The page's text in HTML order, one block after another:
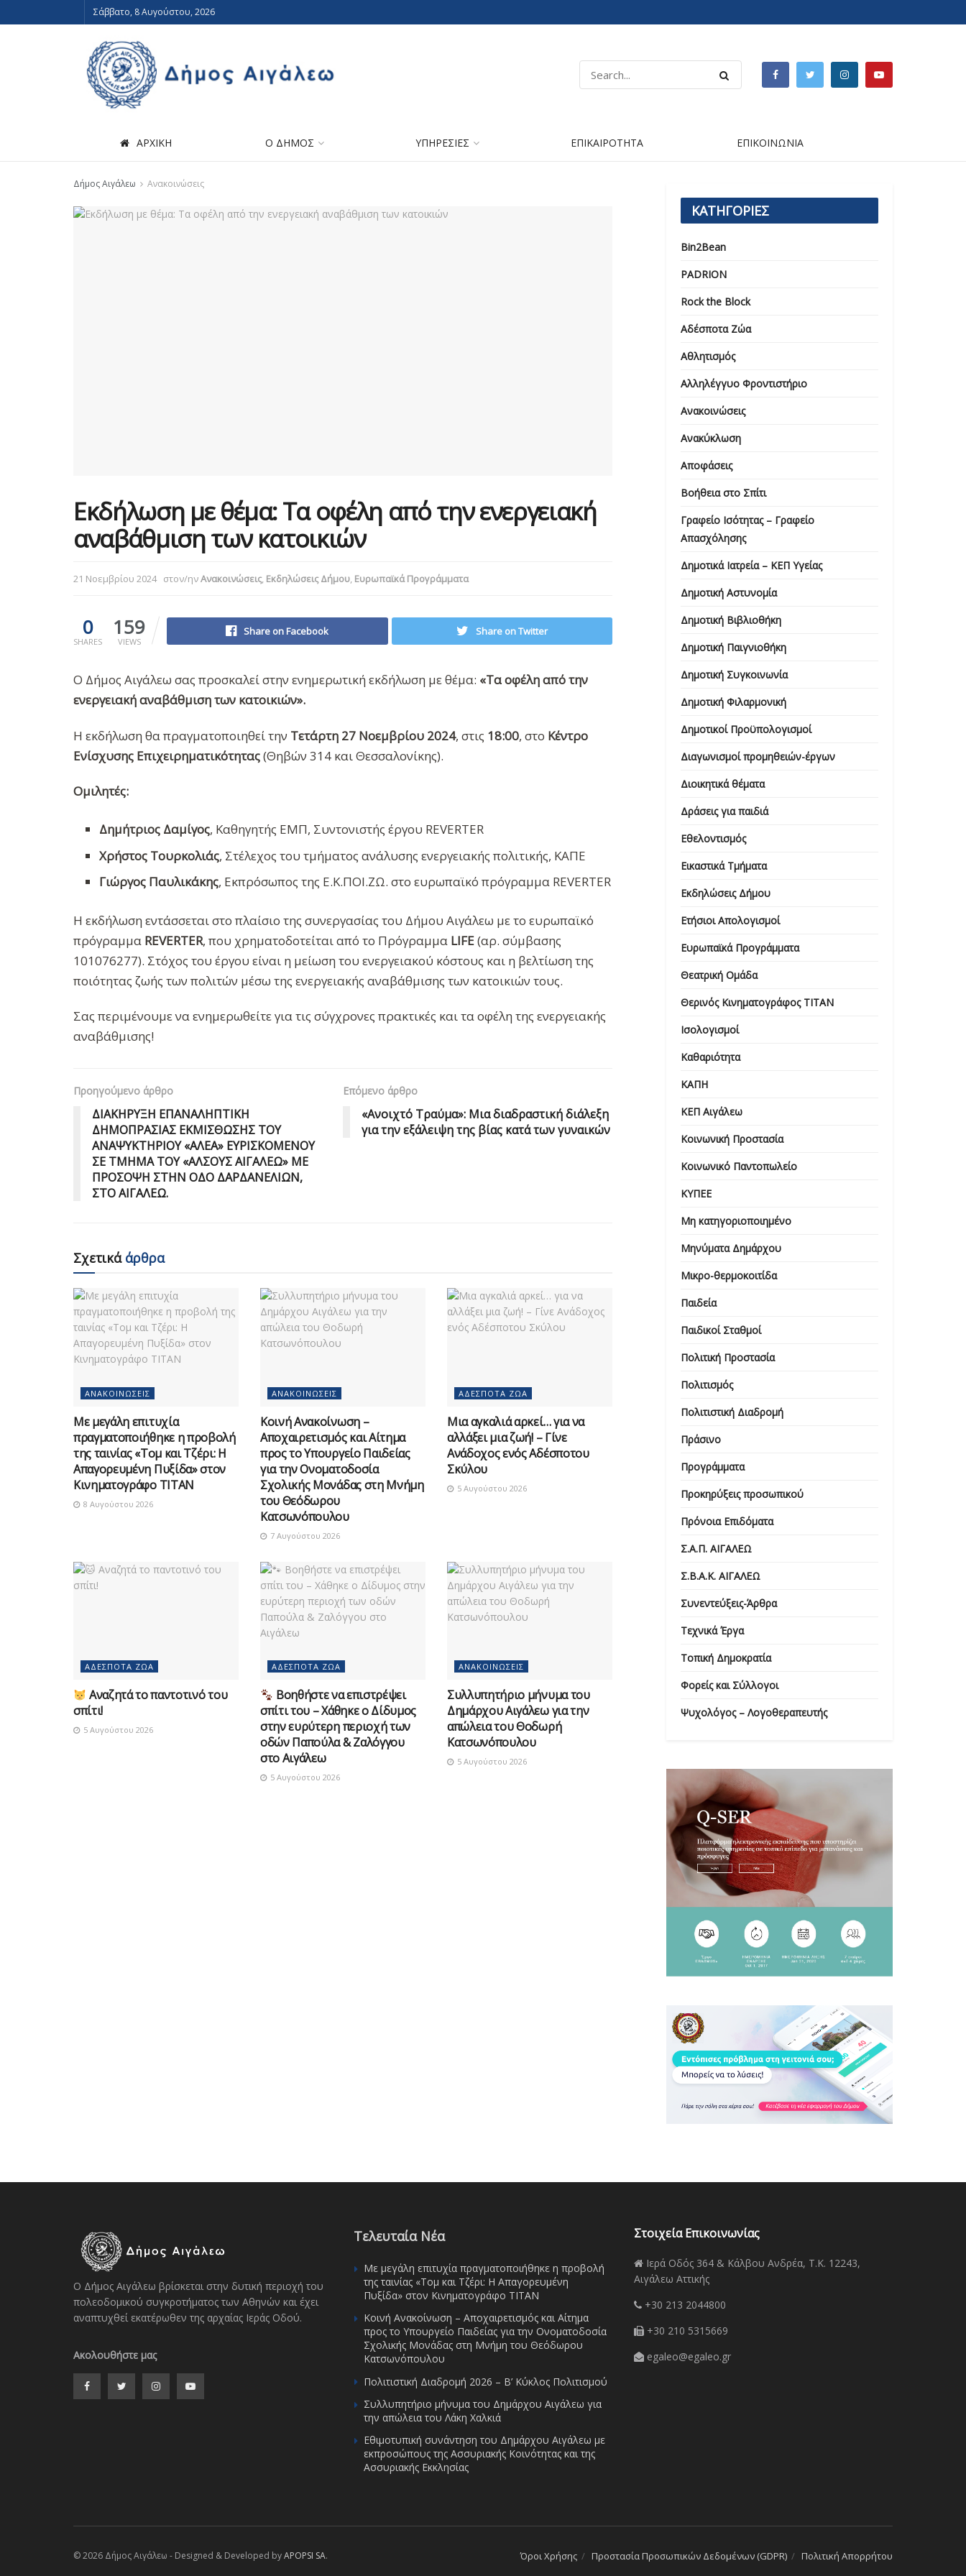
Σάββατο, 8 Αυγούστου, 2026
ΑΡΧΙΚΗ Ο ΔΗΜΟΣ ΥΠΗΡΕΣΙΕΣ ΕΠΙΚΑΙΡΟΤΗΤΑ ΕΠΙΚΟΙΝΩΝΙΑ
Δήμος Αιγάλεω Ανακοινώσεις
Εκδήλωση με θέμα: Τα οφέλη από την ενεργειακή
αναβάθμιση των κατοικιών
21 Νοεμβρίου 2024 στον/ηνΑνακοινώσεις, Εκδηλώσεις Δήμου, Ευρωπαϊκά Προγράμματα
0
SHARES
159
VIEWS
Share on Facebook Share on Twitter
Ο Δήμος Αιγάλεω σας προσκαλεί στην ενημερωτική εκδήλωση με θέμα: «Τα οφέλη από την
ενεργειακή αναβάθμιση των κατοικιών».
Η εκδήλωση θα πραγματοποιηθεί την Τετάρτη 27 Νοεμβρίου 2024, στις 18:00, στο Κέντρο
Ενίσχυσης Επιχειρηματικότητας(Θηβών 314 και Θεσσαλονίκης).
Ομιλητές:
Δημήτριος Δαμίγος, Καθηγητής ΕΜΠ, Συντονιστής έργου REVERTER
Χρήστος Τουρκολιάς, Στέλεχος του τμήματος ανάλυσης ενεργειακής πολιτικής, ΚΑΠΕ
Γιώργος Παυλικάκης, Εκπρόσωπος της Ε.Κ.ΠΟΙ.ΖΩ. στο ευρωπαϊκό πρόγραμμα REVERTER
Η εκδήλωση εντάσσεται στο πλαίσιο της συνεργασίας του Δήμου Αιγάλεω με το ευρωπαϊκό
πρόγραμμα REVERTER, που χρηματοδοτείται από το Πρόγραμμα LIFE(αρ. σύμβασης
101076277). Στόχος του έργου είναι η μείωση του ενεργειακού κόστους και η βελτίωση της
ποιότητας ζωής των πολιτών μέσω της ενεργειακής αναβάθμισης των κατοικιών τους.
Σας περιμένουμε να ενημερωθείτε για τις σύγχρονες πρακτικές και τα οφέλη της ενεργειακής
αναβάθμισης!
Προηγούμενο άρθρο
ΔΙΑΚΗΡΥΞΗ ΕΠΑΝΑΛΗΠΤΙΚΗ
ΔΗΜΟΠΡΑΣΙΑΣ ΕΚΜΙΣΘΩΣΗΣ ΤΟΥ
ΑΝΑΨΥΚΤΗΡΙΟΥ «ΑΛΕΑ» ΕΥΡΙΣΚΟΜΕΝΟΥ
ΣΕ ΤΜΗΜΑ ΤΟΥ «ΑΛΣΟΥΣ ΑΙΓΑΛΕΩ» ΜΕ
ΠΡΟΣΟΨΗ ΣΤΗΝ ΟΔΟ ΔΑΡΔΑΝΕΛΙΩΝ,
ΣΤΟ ΑΙΓΑΛΕΩ.
Επόμενο άρθρο
«Ανοιχτό Τραύμα»: Μια διαδραστική διάλεξη
για την εξάλειψη της βίας κατά των γυναικών
Σχετικάάρθρα
ΑΝΑΚΟΙΝΏΣΕΙΣ
Με μεγάλη επιτυχία
πραγματοποιήθηκε η προβολή
της ταινίας «Τομ και Τζέρι: Η
Απαγορευμένη Πυξίδα» στον
Κινηματογράφο ΤΙΤΑΝ
8 Αυγούστου 2026
ΑΝΑΚΟΙΝΏΣΕΙΣ
Κοινή Ανακοίνωση –
Αποχαιρετισμός και Αίτημα
προς το Υπουργείο Παιδείας
για την Ονοματοδοσία
Σχολικής Μονάδας στη Μνήμη
του Θεόδωρου
Κατσωνόπουλου
7 Αυγούστου 2026
ΑΔΈΣΠΟΤΑ ΖΏΑ
Μια αγκαλιά αρκεί… για να
αλλάξει μια ζωή! – Γίνε
Ανάδοχος ενός Αδέσποτου
Σκύλου
5 Αυγούστου 2026
ΑΔΈΣΠΟΤΑ ΖΏΑ
Αναζητά το παντοτινό του
σπίτι!
5 Αυγούστου 2026
ΑΔΈΣΠΟΤΑ ΖΏΑ
Βοηθήστε να επιστρέψει
σπίτι του – Χάθηκε ο Δίδυμος
στην ευρύτερη περιοχή των
οδών Παπούλα & Ζαλόγγου
στο Αιγάλεω
5 Αυγούστου 2026
ΑΝΑΚΟΙΝΏΣΕΙΣ
Συλλυπητήριο μήνυμα του
Δημάρχου Αιγάλεω για την
απώλεια του Θοδωρή
Κατσωνόπουλου
5 Αυγούστου 2026
ΚΑΤΗΓΟΡΙΕΣ
Bin2Bean
PADRION
Rock the Block
Αδέσποτα Ζώα
Αθλητισμός
Αλληλέγγυο Φροντιστήριο
Ανακοινώσεις
Ανακύκλωση
Αποφάσεις
Βοήθεια στο Σπίτι
Γραφείο Ισότητας – Γραφείο
Απασχόλησης
Δημοτικά Ιατρεία – ΚΕΠ Υγείας
Δημοτική Αστυνομία
Δημοτική Βιβλιοθήκη
Δημοτική Παιγνιοθήκη
Δημοτική Συγκοινωνία
Δημοτική Φιλαρμονική
Δημοτικοί Προϋπολογισμοί
Διαγωνισμοί προμηθειών-έργων
Διοικητικά θέματα
Δράσεις για παιδιά
Εθελοντισμός
Εικαστικά Τμήματα
Εκδηλώσεις Δήμου
Ετήσιοι Απολογισμοί
Ευρωπαϊκά Προγράμματα
Θεατρική Ομάδα
Θερινός Κινηματογράφος ΤΙΤΑΝ
Ισολογισμοί
Καθαριότητα
ΚΑΠΗ
ΚΕΠ Αιγάλεω
Κοινωνική Προστασία
Κοινωνικό Παντοπωλείο
ΚΥΠΕΕ
Μη κατηγοριοποιημένο
Μηνύματα Δημάρχου
Μικρο-θερμοκοιτίδα
Παιδεία
Παιδικοί Σταθμοί
Πολιτική Προστασία
Πολιτισμός
Πολιτιστική Διαδρομή
Πράσινο
Προγράμματα
Προκηρύξεις προσωπικού
Πρόνοια Επιδόματα
Σ.Α.Π. ΑΙΓΑΛΕΩ
Σ.Β.Α.Κ. ΑΙΓΑΛΕΩ
Συνεντεύξεις-Άρθρα
Τεχνικά Έργα
Τοπική Δημοκρατία
Φορείς και Σύλλογοι
Ψυχολόγος – Λογοθεραπευτής
Ο Δήμος Αιγάλεω βρίσκεται στην δυτική περιοχή του
πολεοδομικού συγκροτήματος των Αθηνών και έχει
αναπτυχθεί εκατέρωθεν της αρχαίας Ιεράς Οδού.
Ακολουθήστε μας
Τελευταία Νέα
Με μεγάλη επιτυχία πραγματοποιήθηκε η προβολή
της ταινίας «Τομ και Τζέρι: Η Απαγορευμένη
Πυξίδα» στον Κινηματογράφο ΤΙΤΑΝ
Κοινή Ανακοίνωση – Αποχαιρετισμός και Αίτημα
προς το Υπουργείο Παιδείας για την Ονοματοδοσία
Σχολικής Μονάδας στη Μνήμη του Θεόδωρου
Κατσωνόπουλου
Πολιτιστική Διαδρομή 2026 – Β’ Κύκλος Πολιτισμού
Συλλυπητήριο μήνυμα του Δημάρχου Αιγάλεω για
την απώλεια του Λάκη Χαλκιά
Εθιμοτυπική συνάντηση του Δημάρχου Αιγάλεω με
εκπροσώπους της Ασσυριακής Κοινότητας και της
Ασσυριακής Εκκλησίας
Στοιχεία Επικοινωνίας
Ιερά Οδός 364 & Κάλβου Ανδρέα, Τ.Κ. 12243,
Αιγάλεω Αττικής
+30 213 2044800
+30 210 5315669
egaleo@egaleo.gr
Όροι Χρήσης Προστασία Προσωπικών Δεδομένων (GDPR) Πολιτική Απορρήτου
© 2026 Δήμος Αιγάλεω - Designed & Developed byAPOPSI SA.